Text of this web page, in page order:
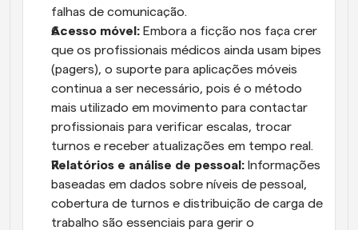
falhas de comunicação.
Acesso móvel: Embora a ficção nos faça crer
que os profissionais médicos ainda usam bipes
(pagers), o suporte para aplicações móveis
continua a ser necessário, pois é o método
mais utilizado em movimento para contactar
profissionais para verificar escalas, trocar
turnos e receber atualizações em tempo real.
Relatórios e análise de pessoal: Informações
baseadas em dados sobre níveis de pessoal,
cobertura de turnos e distribuição de carga de
trabalho são essenciais para gerir o